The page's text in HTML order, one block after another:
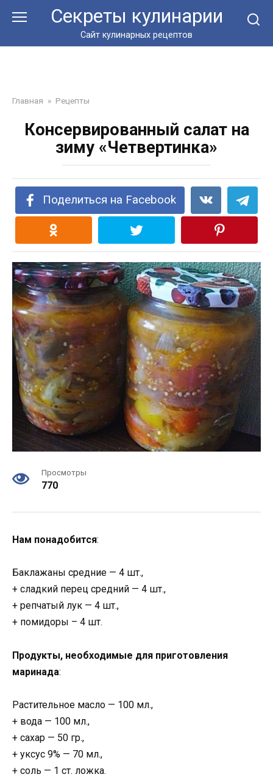
Секреты кулинарии
Сайт кулинарных рецептов
Главная » Рецепты
Консервированный салат на
зиму «Четвертинка»
Поделиться на Facebook
Просмотры
770
Нам понадобится:
Баклажаны средние — 4 шт.,
+ сладкий перец средний — 4 шт.,
+ репчатый лук — 4 шт.,
+ помидоры – 4 шт.
Продукты, необходимые для приготовления
маринада:
Растительное масло — 100 мл.,
+ вода — 100 мл.,
+ сахар — 50 гр.,
+ уксус 9% — 70 мл.,
+ соль — 1 ст. ложка.